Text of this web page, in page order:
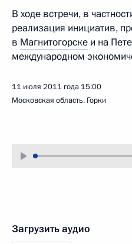
В ходе встречи, в
реализация инициатив,
в Магнитогорске и на
международном
11 июля 2011 года 15:00
Московская область, Горки
Загрузить аудио